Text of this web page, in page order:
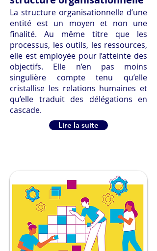
La structure organisationnelle d’une
entité est un moyen et non une
finalité. Au même titre que les
processus, les outils, les ressources,
elle est employée pour l’atteinte des
objectifs. Elle n’en pas moins
singulière compte tenu qu’elle
cristallise les relations humaines et
qu’elle traduit des délégations en
cascade.
Lire la suite